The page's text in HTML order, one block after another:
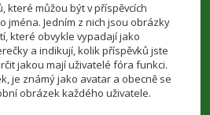
které můžou být v příspěvcích
jména. Jedním z nich jsou obrázky
které obvykle vypadají jako
a indikují, kolik příspěvků jste
jakou mají uživatelé fóra funkci.
je známý jako avatar a obecně se
obrázek každého uživatele.